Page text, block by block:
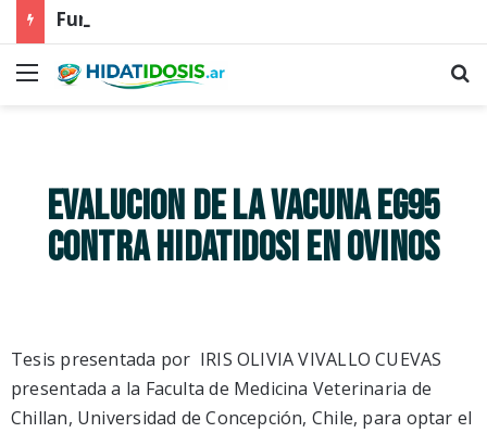
EVALUCION DE LA VACUNA EG95
CONTRA HIDATIDOSI EN OVINOS
Tesis presentada por IRIS OLIVIA VIVALLO CUEVAS
presentada a la Faculta de Medicina Veterinaria de
Chillan, Universidad de Concepción, Chile, para optar el